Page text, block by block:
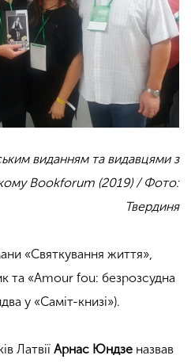
виданням та видавцями з
Bookforum (2019) / Фото:
Твердиня
«Святкування життя»,
та «Amour fou: безрозсудна
у «Саміт-книзі»).
Латвії Арнас Юндзе назвав